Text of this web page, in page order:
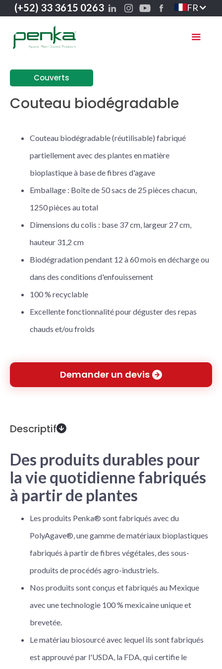
(+52) 33 3615 0263 FR
Couverts
Couteau biodégradable
Couteau biodégradable (réutilisable) fabriqué
partiellement avec des plantes en matière
bioplastique à base de fibres d'agave
Emballage : Boîte de 50 sacs de 25 pièces chacun,
1250 pièces au total
Dimensions du colis : base 37 cm, largeur 27 cm,
hauteur 31,2 cm
Biodégradation pendant 12 à 60 mois en décharge ou
dans des conditions d'enfouissement
100 % recyclable
Excellente fonctionnalité pour déguster des repas
chauds et/ou froids
Demander un devis
Descriptif
Des produits durables pour
la vie quotidienne fabriqués
à partir de plantes
Les produits Penka® sont fabriqués avec du
PolyAgave®, une gamme de matériaux bioplastiques
fabriqués à partir de fibres végétales, des sous-
produits de procédés agro-industriels.
Nos produits sont conçus et fabriqués au Mexique
avec une technologie 100 % mexicaine unique et
brevetée.
Le matériau biosourcé avec lequel ils sont fabriqués
est approuvé par l'USDA, la FDA, qui certifie le